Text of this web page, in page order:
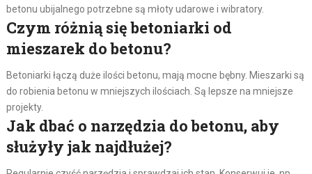
betonu ubijalnego potrzebne są młoty udarowe i wibratory.
Czym różnią się betoniarki od
mieszarek do betonu?
Betoniarki łączą duże ilości betonu, mają mocne bębny. Mieszarki są
do robienia betonu w mniejszych ilościach. Są lepsze na mniejsze
projekty.
Jak dbać o narzędzia do betonu, aby
służyły jak najdłużej?